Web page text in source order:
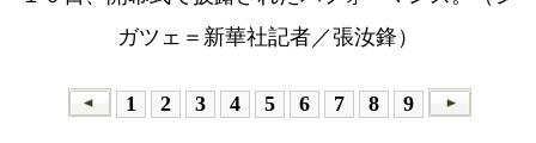
ガツェ＝新華社記者／張汝鋒）
1 2 3 4 5 6 7 8 9